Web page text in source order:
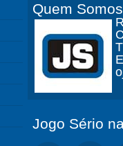
Quem Somos
Jogo Sério